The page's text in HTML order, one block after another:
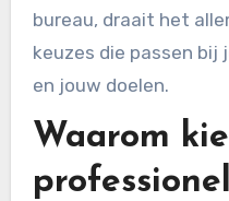
bureau, draait het
keuzes die passen bij
en jouw doelen.
Waarom